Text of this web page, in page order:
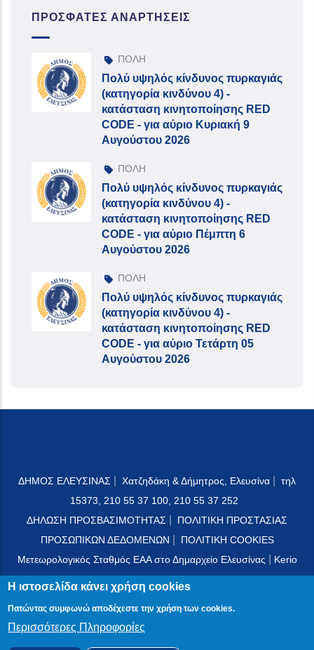
ΠΡΌΣΦΑΤΕΣ ΑΝΑΡΤΉΣΕΙΣ
ΠΟΛΗ
Πολύ υψηλός κίνδυνος πυρκαγιάς
(κατηγορία κινδύνου 4) -
κατάσταση κινητοποίησης RED
CODE - για αύριο Κυριακή 9
Αυγούστου 2026
ΠΟΛΗ
Πολύ υψηλός κίνδυνος πυρκαγιάς
(κατηγορία κινδύνου 4) -
κατάσταση κινητοποίησης RED
CODE - για αύριο Πέμπτη 6
Αυγούστου 2026
ΠΟΛΗ
Πολύ υψηλός κίνδυνος πυρκαγιάς
(κατηγορία κινδύνου 4) -
κατάσταση κινητοποίησης RED
CODE - για αύριο Τετάρτη 05
Αυγούστου 2026
ΔΗΜΟΣ ΕΛΕΥΣΙΝΑΣ Χατζηδάκη & Δήμητρος, Ελευσίνα
τηλ
15373, 210 55 37 100, 210 55 37 252
ΔΗΛΩΣΗ ΠΡΟΣΒΑΣΙΜΟΤΗΤΑΣ
ΠΟΛΙΤΙΚΗ ΠΡΟΣΤΑΣΙΑΣ
ΠΡΟΣΩΠΙΚΩΝ ΔΕΔΟΜΕΝΩΝ
ΠΟΛΙΤΙΚΗ COOKIES
Μετεωρολογικός Σταθμός ΕΑΑ στο Δημαρχείο Ελευσίνας
Kerio
Mail Server
Η ιστοσελίδα κάνει χρήση cookies
Πατώντας συμφωνώ αποδέχεστε την χρήση των cookies.
Περισσότερες Πληροφορίες